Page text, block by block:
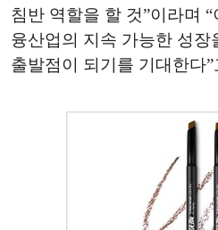
침반 역할을 할 것”이라며
융산업의 지속 가능한 성장
출발점이 되기를 기대한다